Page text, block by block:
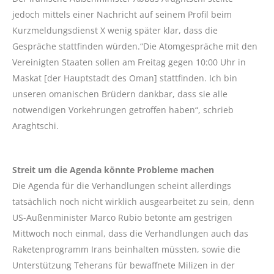
jedoch mittels einer Nachricht auf seinem Profil beim
Kurzmeldungsdienst X wenig später klar, dass die
Gespräche stattfinden würden.“Die Atomgespräche mit den
Vereinigten Staaten sollen am Freitag gegen 10:00 Uhr in
Maskat [der Hauptstadt des Oman] stattfinden. Ich bin
unseren omanischen Brüdern dankbar, dass sie alle
notwendigen Vorkehrungen getroffen haben“, schrieb
Araghtschi.
Streit um die Agenda könnte Probleme machen
Die Agenda für die Verhandlungen scheint allerdings
tatsächlich noch nicht wirklich ausgearbeitet zu sein, denn
US-Außenminister Marco Rubio betonte am gestrigen
Mittwoch noch einmal, dass die Verhandlungen auch das
Raketenprogramm Irans beinhalten müssten, sowie die
Unterstützung Teherans für bewaffnete Milizen in der